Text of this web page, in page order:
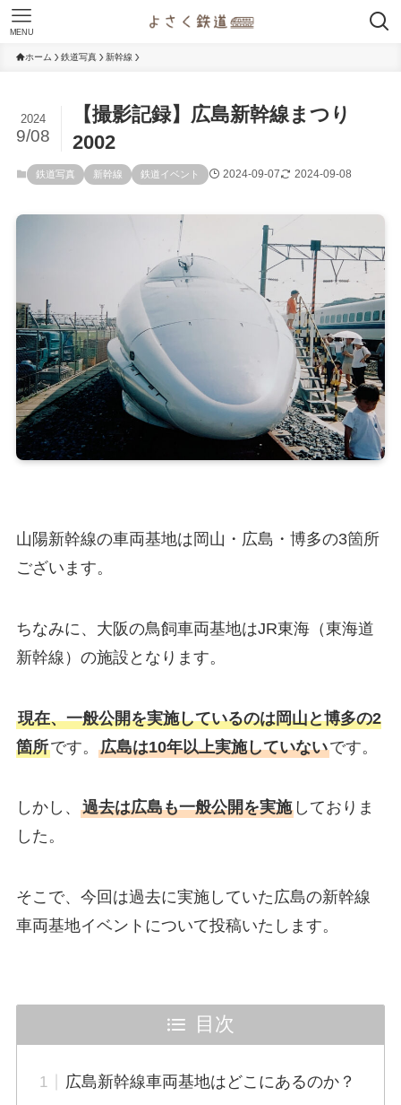
MENU
ホーム 鉄道写真 新幹線
【撮影記録】広島新幹線まつり
2002
2024
9/08
鉄道写真 新幹線 鉄道イベント 2024-09-07 2024-09-08
山陽新幹線の車両基地は岡山・広島・博多の3箇所
ございます。
ちなみに、大阪の鳥飼車両基地はJR東海（東海道
新幹線）の施設となります。
現在、一般公開を実施しているのは岡山と博多の2
箇所です。 広島は10年以上実施していないです。
しかし、 過去は広島も一般公開を実施しておりま
した。
そこで、今回は過去に実施していた広島の新幹線
車両基地イベントについて投稿いたします。
目次
広島新幹線車両基地はどこにあるのか？